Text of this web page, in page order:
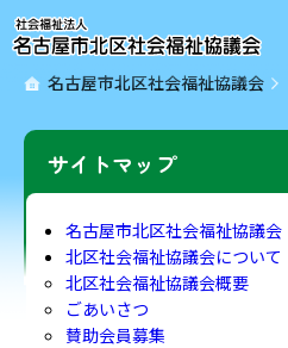
名古屋市北区社会福祉協議会
サイトマップ
名古屋市北区社会福祉協議会
北区社会福祉協議会について
北区社会福祉協議会概要
ごあいさつ
賛助会員募集